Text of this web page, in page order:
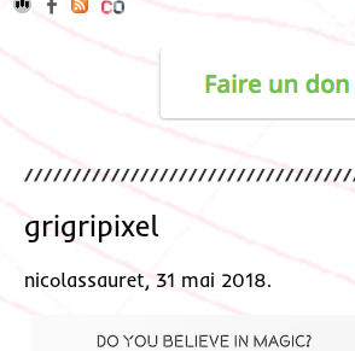
grigripixel
nicolassauret, 31 mai 2018.